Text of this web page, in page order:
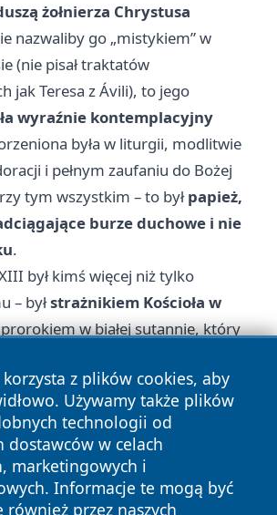
żołnierza Chrystusa
nazwaliby go „mistykiem” w
(nie pisał traktatów
jak Teresa z Ávili), to jego
wyraźnie kontemplacyjny
była w liturgii, modlitwie
i pełnym zaufaniu do Bożej
tym wszystkim – to byłpapież,
burze duchowe i nie
.
był kimś więcej niż tylko
– byłstrażnikiem Kościoła w
w białej sutannie, który
ciemnością, której sam
czyli jak Leon XIII wpłynął na
i politykę Watykanu
przełomowym –spojrzał w
z plików cookies, aby
Używamy także plików
technologii od
dostawców w celach
marketingowych i
Informacje te mogą być
również przez naszych